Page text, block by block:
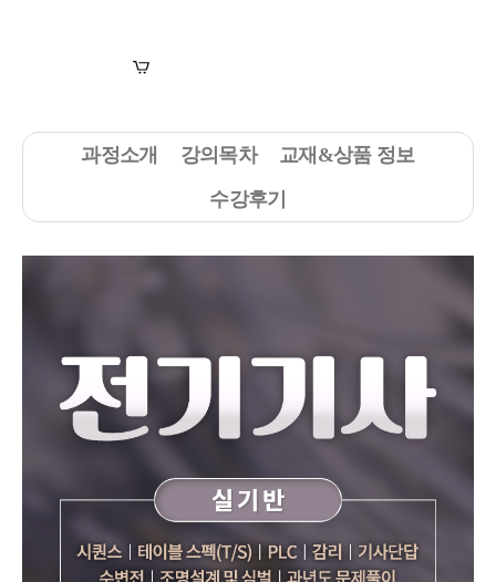
과정소개 강의목차
교재&상품 정보
수강후기